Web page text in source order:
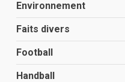
Environnement
Faits divers
Football
Handball